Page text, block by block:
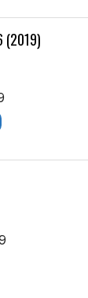
(2019)